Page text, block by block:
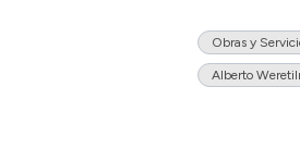
Obras y
Alberto